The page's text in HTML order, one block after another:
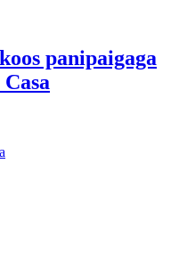
panipaigaga